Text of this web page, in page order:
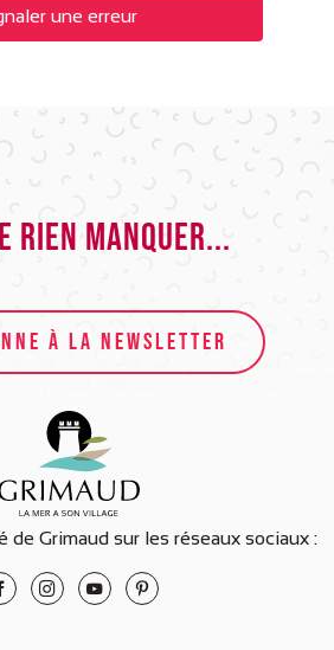
une erreur
rien manquer...
À LA NEWSLETTER
de Grimaud sur les réseaux sociaux :